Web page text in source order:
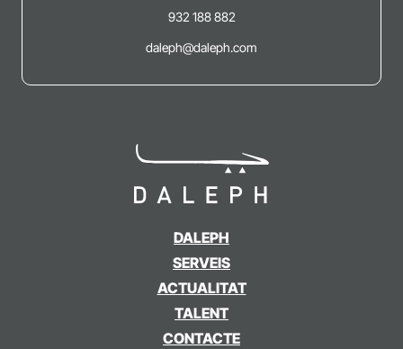
DALEPH
SERVEIS
ACTUALITAT
TALENT
CONTACTE
932 188 882
daleph@daleph.com